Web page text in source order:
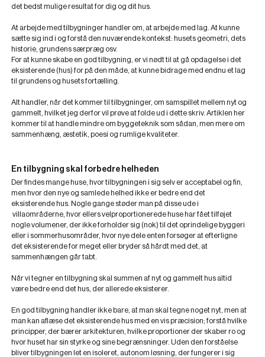
det bedst mulige resultat for dig og dit hus.
At arbejde med tilbygninger handler om, at arbejde med lag. At kunne
sætte sig ind i og forstå den nuværende kontekst: husets geometri, dets
historie, grundens særpræg osv.
For at kunne skabe en god tilbygning, er vi nødt til at gå opdagelse i det
eksisterende (hus) for på den måde, at kunne bidrage med endnu et lag
til grundens og husets fortælling.
Alt handler, når det kommer til tilbygninger, om samspillet mellem nyt og
gammelt, hvilket jeg derfor vil prøve at folde ud i dette skriv. Artiklen her
kommer til at handle mindre om byggeteknik som sådan, men mere om
sammenhæng, æstetik, poesi og rumlige kvaliteter.
En tilbygning skal forbedre helheden
Der findes mange huse, hvor tilbygningen i sig selv er acceptabel og fin,
men hvor den nye og samlede helhed ikke er bedre end det
eksisterende hus. Nogle gange støder man på disse ude i
villaområderne, hvor ellers velproportionerede huse har fået tilføjet
nogle volumener, der ikke forholder sig (nok) til det oprindelige byggeri
eller i sommerhusområder, hvor nye dele enten forsøger at efterligne
det eksisterende for meget eller bryder så hårdt med det, at
sammenhængen går tabt.
Når vi tegner en tilbygning skal summen af nyt og gammelt hus altid
være bedre end det hus, der allerede eksisterer.
En god tilbygning handler ikke bare, at man skal tegne noget nyt, men at
man kan aflæse det eksisterende hus med en vis præcision; forstå hvilke
principper, der bærer arkitekturen, hvilke proportioner der skaber ro og
hvor huset har sin styrke og sine begrænsninger. Uden den forståelse
bliver tilbygningen let en isoleret, autonom løsning, der fungerer i sig